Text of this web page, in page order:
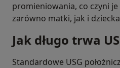
promieniowania, co czyni
zarówno matki, jak i
Jak długo trwa
Standardowe USG